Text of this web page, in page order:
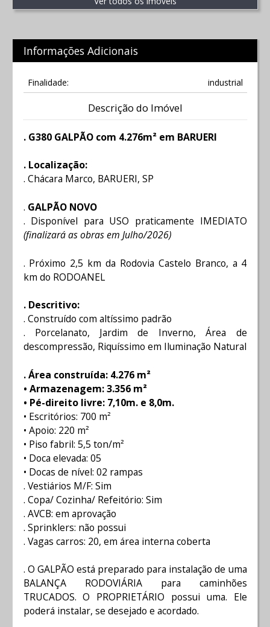
Informações Adicionais
Finalidade: industrial
Descrição do Imóvel
. G380 GALPÃO com 4.276m² em BARUERI
. Localização:
. Chácara Marco, BARUERI, SP
. GALPÃO NOVO
. Disponível para USO praticamente IMEDIATO
(finalizará as obras em Julho/2026)
. Próximo 2,5 km da Rodovia Castelo Branco, a 4
km do RODOANEL
. Descritivo:
. Construído com altíssimo padrão
. Porcelanato, Jardim de Inverno, Área de
descompressão, Riquíssimo em Iluminação Natural
. Área construída: 4.276 m²
• Armazenagem: 3.356 m²
• Pé-direito livre: 7,10m. e 8,0m.
• Escritórios: 700 m²
• Apoio: 220 m²
• Piso fabril: 5,5 ton/m²
• Doca elevada: 05
• Docas de nível: 02 rampas
. Vestiários M/F: Sim
. Copa/ Cozinha/ Refeitório: Sim
. AVCB: em aprovação
. Sprinklers: não possui
. Vagas carros: 20, em área interna coberta
. O GALPÃO está preparado para instalação de uma
BALANÇA RODOVIÁRIA para caminhões
TRUCADOS. O PROPRIETÁRIO possui uma. Ele
poderá instalar, se desejado e acordado.